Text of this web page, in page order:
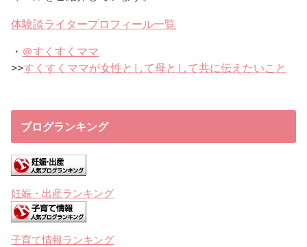
体験談ライタープロフィール一覧
・ ＠すくすくママ
>>すくすくママが女性として母として共に伝えたいこと
ブログランキング
妊娠・出産ランキング
子育て情報ランキング